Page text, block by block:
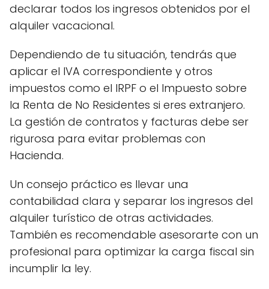
declarar todos los ingresos obtenidos por el
alquiler vacacional.
Dependiendo de tu situación, tendrás que
aplicar el IVA correspondiente y otros
impuestos como el IRPF o el Impuesto sobre
la Renta de No Residentes si eres extranjero.
La gestión de contratos y facturas debe ser
rigurosa para evitar problemas con
Hacienda.
Un consejo práctico es llevar una
contabilidad clara y separar los ingresos del
alquiler turístico de otras actividades.
También es recomendable asesorarte con un
profesional para optimizar la carga fiscal sin
incumplir la ley.